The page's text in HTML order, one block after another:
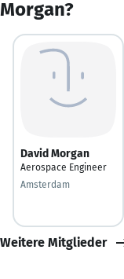
Morgan?
David Morgan
Aerospace Engineer
Amsterdam
Weitere Mitglieder